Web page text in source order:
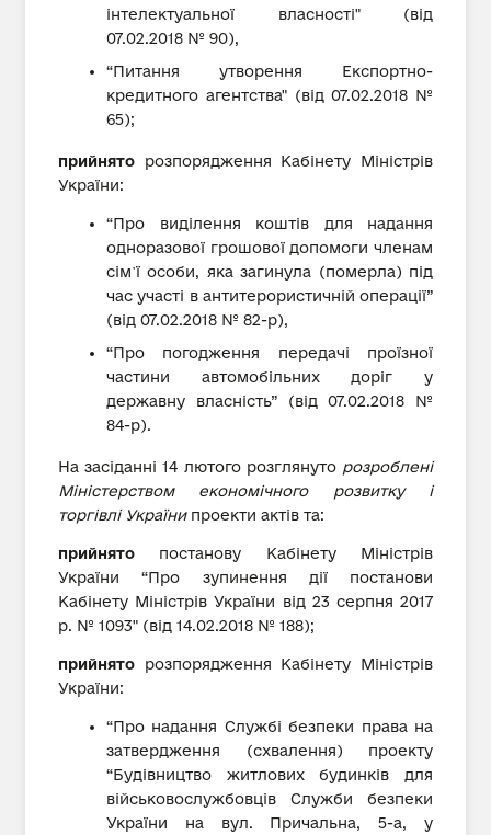
інтелектуальної власності" (від
07.02.2018 № 90),
“Питання утворення Експортно-
кредитного агентства" (від 07.02.2018 №
65);
прийнято розпорядження Кабінету Міністрів
України:
“Про виділення коштів для надання
одноразової грошової допомоги членам
сім᾿ї особи, яка загинула (померла) під
час участі в антитерористичній операції”
(від 07.02.2018 № 82-р),
“Про погодження передачі проїзної
частини автомобільних доріг у
державну власність” (від 07.02.2018 №
84-р).
На засіданні 14 лютого розглянуто розроблені
Міністерством економічного розвитку і
торгівлі Українипроекти актів та:
прийнято постанову Кабінету Міністрів
України “Про зупинення дії постанови
Кабінету Міністрів України від 23 серпня 2017
р. № 1093" (від 14.02.2018 № 188);
прийнято розпорядження Кабінету Міністрів
України:
“Про надання Службі безпеки права на
затвердження (схвалення) проекту
“Будівництво житлових будинків для
військовослужбовців Служби безпеки
України на вул. Причальна, 5-а, у